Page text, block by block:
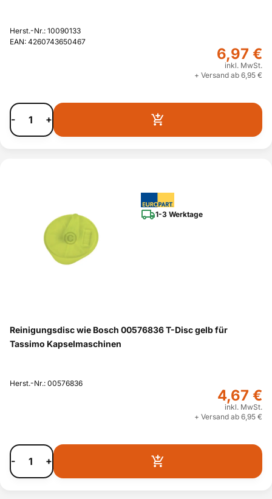
Herst.-Nr.: 10090133
EAN: 4260743650467
6,97 €
inkl. MwSt.
+ Versand ab 6,95 €
- +
1-3 Werktage
Reinigungsdisc wie Bosch 00576836 T-Disc gelb für
Tassimo Kapselmaschinen
Herst.-Nr.: 00576836
4,67 €
inkl. MwSt.
+ Versand ab 6,95 €
- +